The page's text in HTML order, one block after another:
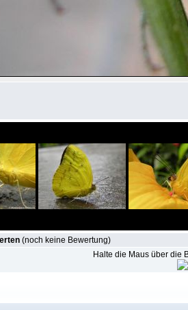
(noch keine Bewertung)
Halte die Maus über die